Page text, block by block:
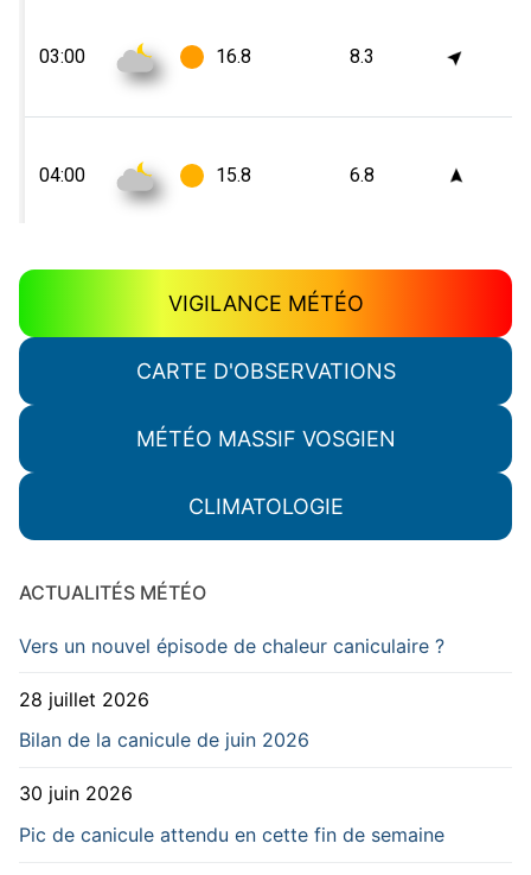
VIGILANCE MÉTÉO
CARTE D'OBSERVATIONS
MÉTÉO MASSIF VOSGIEN
CLIMATOLOGIE
ACTUALITÉS MÉTÉO
Vers un nouvel épisode de chaleur caniculaire ?
28 juillet 2026
Bilan de la canicule de juin 2026
30 juin 2026
Pic de canicule attendu en cette fin de semaine